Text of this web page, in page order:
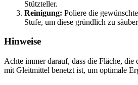
Stützteller.
Reinigung: Poliere die
Stufe, um diese gründlich zu
Hinweise
Achte immer darauf, dass die Fläche, die
mit Gleitmittel benetzt ist, um optimale